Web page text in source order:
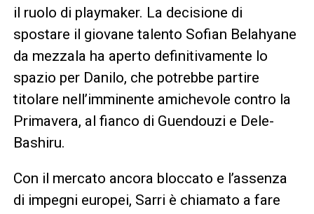
il ruolo di playmaker. La decisione di
spostare il giovane talento Sofian Belahyane
da mezzala ha aperto definitivamente lo
spazio per Danilo, che potrebbe partire
titolare nell’imminente amichevole contro la
Primavera, al fianco di Guendouzi e Dele-
Bashiru.
Con il mercato ancora bloccato e l’assenza
di impegni europei, Sarri è chiamato a fare